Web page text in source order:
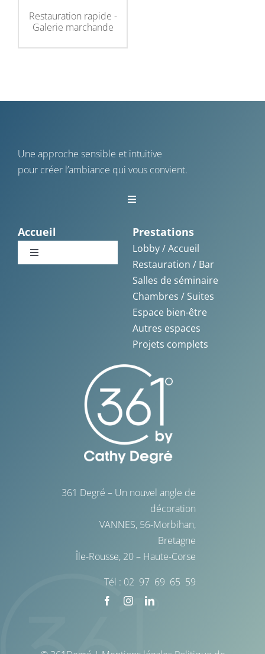
Restauration rapide -
Galerie marchande
Une approche sensible et intuitive
pour créer l’ambiance qui vous convient.
Toggle
Vannes
La Baule
Accueil
Toggle
Prestations
Lobby / Accueil
Restauration / Bar
Salles de séminaire
Chambres / Suites
Espace bien-être
Autres espaces
Projets complets
361 Degré – Un nouvel angle de
décoration
VANNES, 56-Morbihan,
Bretagne
Île-Rousse, 20 – Haute-Corse
Tél : 02 97 69 65 59